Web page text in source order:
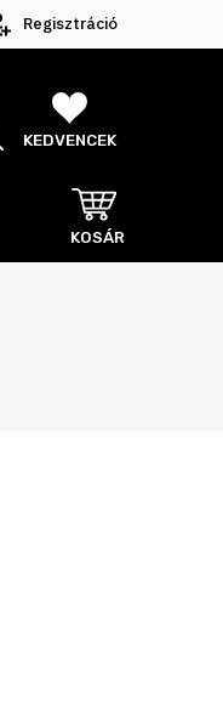
Regisztráció
KEDVENCEK
KOSÁR